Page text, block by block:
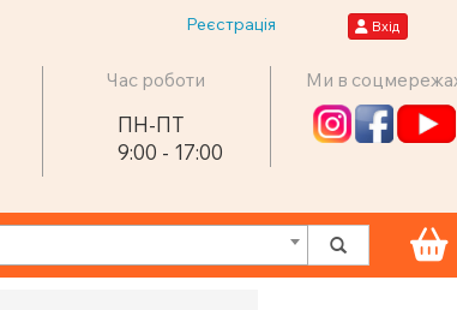
Реєстрація Вхід
Час роботи
ПН-ПТ
9:00 - 17:00
Ми в